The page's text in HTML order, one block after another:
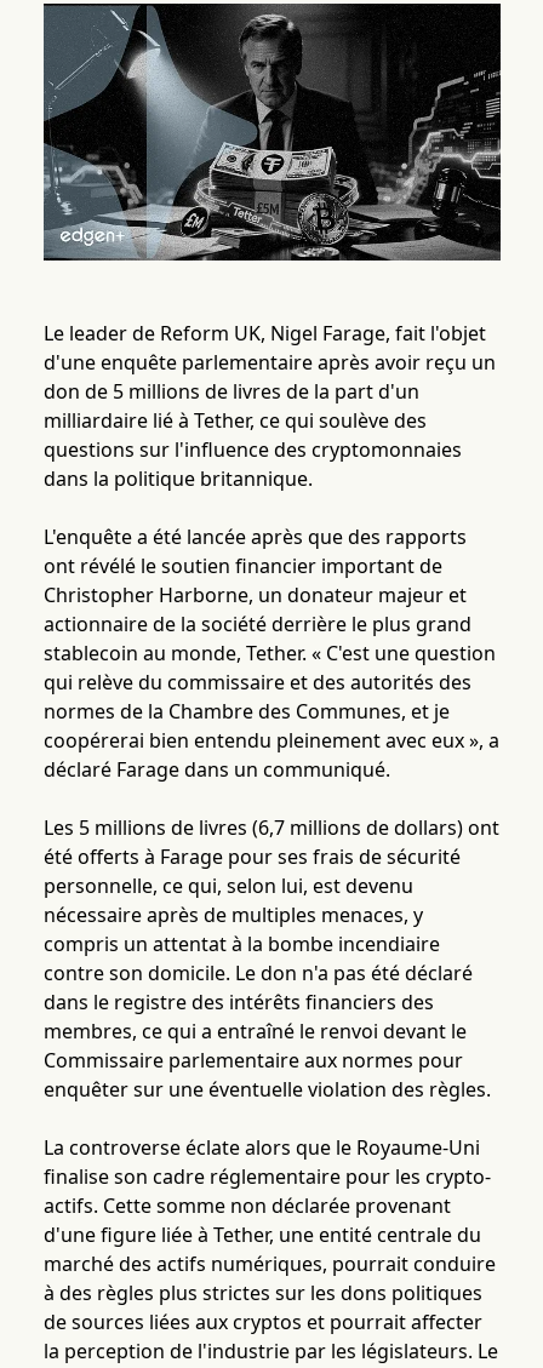
Le leader de Reform UK, Nigel Farage, fait l'objet
d'une enquête parlementaire après avoir reçu un
don de 5 millions de livres de la part d'un
milliardaire lié à Tether, ce qui soulève des
questions sur l'influence des cryptomonnaies
dans la politique britannique.
L'enquête a été lancée après que des rapports
ont révélé le soutien financier important de
Christopher Harborne, un donateur majeur et
actionnaire de la société derrière le plus grand
stablecoin au monde, Tether. « C'est une question
qui relève du commissaire et des autorités des
normes de la Chambre des Communes, et je
coopérerai bien entendu pleinement avec eux », a
déclaré Farage dans un communiqué.
Les 5 millions de livres (6,7 millions de dollars) ont
été offerts à Farage pour ses frais de sécurité
personnelle, ce qui, selon lui, est devenu
nécessaire après de multiples menaces, y
compris un attentat à la bombe incendiaire
contre son domicile. Le don n'a pas été déclaré
dans le registre des intérêts financiers des
membres, ce qui a entraîné le renvoi devant le
Commissaire parlementaire aux normes pour
enquêter sur une éventuelle violation des règles.
La controverse éclate alors que le Royaume-Uni
finalise son cadre réglementaire pour les crypto-
actifs. Cette somme non déclarée provenant
d'une figure liée à Tether, une entité centrale du
marché des actifs numériques, pourrait conduire
à des règles plus strictes sur les dons politiques
de sources liées aux cryptos et pourrait affecter
la perception de l'industrie par les législateurs. Le